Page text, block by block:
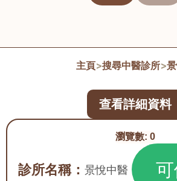
主頁>搜尋中醫診所>
瀏覽數: 0
診所名稱： 景悅中醫
查看詳細資料